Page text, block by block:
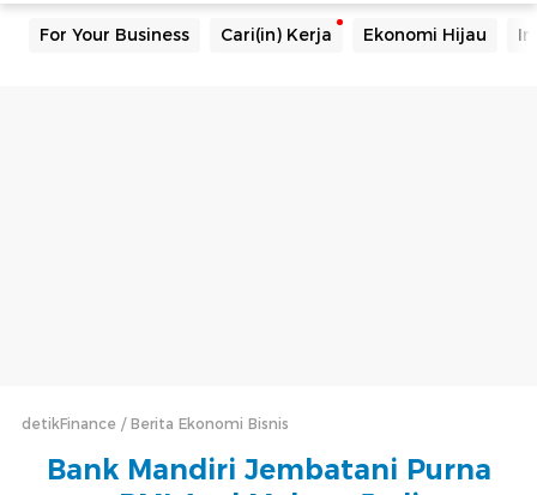
For Your Business Cari(in) Kerja Ekonomi Hijau
detikFinance Berita Ekonomi Bisnis
Bank Mandiri Jembatani Purna